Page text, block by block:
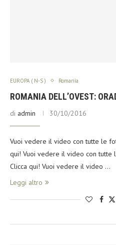
EUROPA ( N-S ) Romania
ROMANIA DELL’OVEST:
di admin 30/10/2016
Vuoi vedere il video con tutte le
qui! Vuoi vedere il video con
Clicca qui! Vuoi vedere il video …
Leggi altro